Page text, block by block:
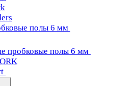
полы 6 мм
пробковые полы 6 мм